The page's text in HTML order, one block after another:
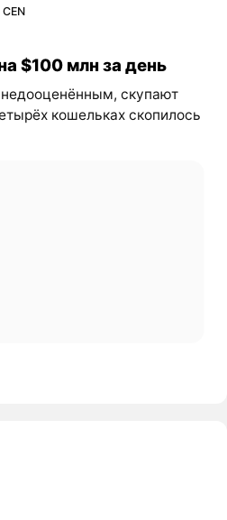
CEN
$100 млн за день
скупают
кошельках скопилось